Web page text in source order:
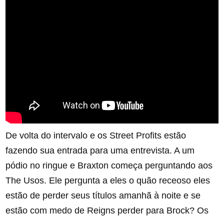
De volta do intervalo e os Street Profits estão
fazendo sua entrada para uma entrevista. A um
pódio no ringue e Braxton começa perguntando aos
The Usos. Ele pergunta a eles o quão receoso eles
estão de perder seus títulos amanhã à noite e se
estão com medo de Reigns perder para Brock? Os